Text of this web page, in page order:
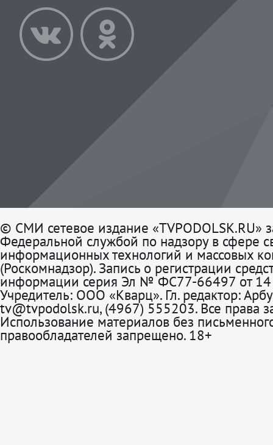
© СМИ сетевое издание «TVPODOLSK.RU»
Федеральной службой по надзору в сфере
информационных технологий и массовых
(Роскомнадзор). Запись о регистрации
информации серия Эл № ФС77-66497 от 14
Учредитель: ООО «Кварц». Гл. редактор:
tv@tvpodolsk.ru, (4967) 555203. Все права
Использование материалов без
правообладателей запрещено. 18+